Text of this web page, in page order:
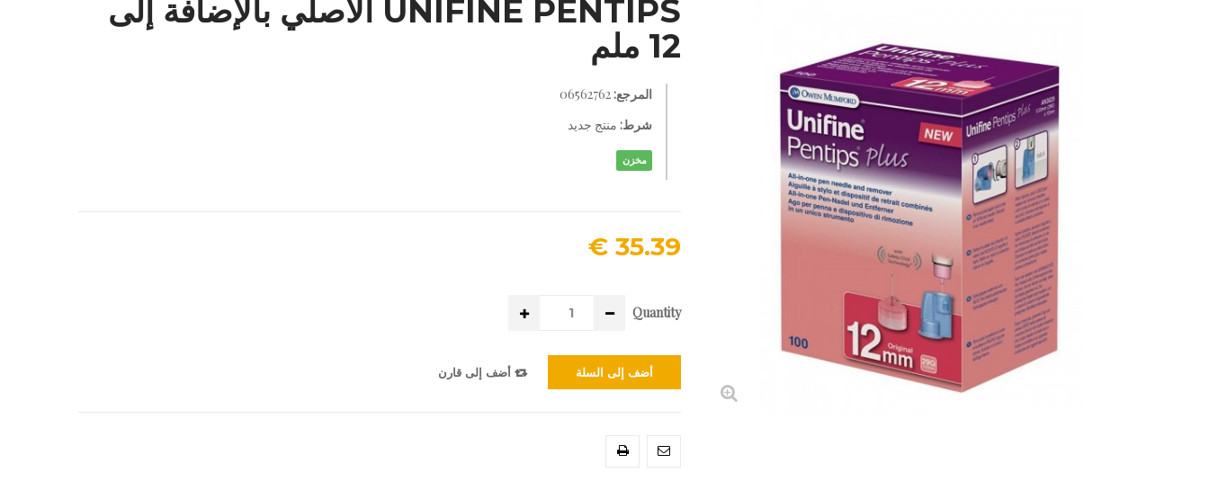
UNIFINE PENTIPS الأصلي بالإضافة إلى
12 ملم
المرجع:06562762
شرط: منتج جديد
مخزن
35.39 €
Quantity
أضف إلى السلة أضف إلى قارن